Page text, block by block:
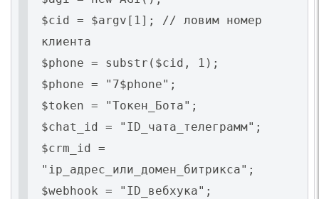
$cid = $argv[1]; // ловим номер
клиента
$phone = substr($cid, 1);
$phone = "7$phone";
$token = "Токен_Бота";
$chat_id = "ID_чата_телеграмм";
$crm_id =
"ip_адрес_или_домен_битрикса";
$webhook = "ID_вебхука";